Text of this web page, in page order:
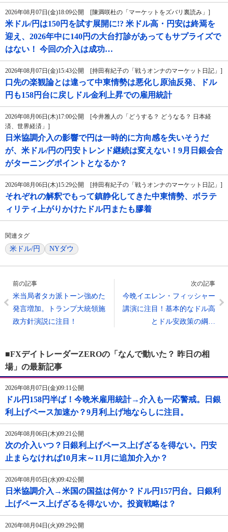
2026年08月07日(金)18:09公開 [陳満咲杜の「マーケットをズバリ裏読み」]
米ドル/円は150円を試す展開に!? 米ドル高・円安は終焉を
迎え、2026年中に140円の大台打診があってもサプライズで
はない！ 今回の介入は成功…
2026年08月07日(金)15:43公開 [持田有紀子の「戦うオンナのマーケット日記」]
口先の楽観論とは違って中東情勢は悪化し原油反発、ドル
円も158円台に戻しドル金利上昇での雇用統計
2026年08月06日(木)17:00公開 [今井雅人の「どうする？ どうなる？ 日本経
済、世界経済」]
日米協調介入の影響で円は一時的に方向感を失いそうだ
が、米ドル/円の円安トレンド継続は変えない！9月日銀会合
がターニングポイントとなるか？
2026年08月06日(木)15:29公開 [持田有紀子の「戦うオンナのマーケット日記」]
それぞれの解釈でもって鎮静化してきた中東情勢、ボラテ
ィリティ上がりかけたドル円またも膠着
関連タグ
米ドル/円 NYダウ
前の記事
米当局者タカ派トーン強めた
発言増加。トランプ大統領施
政方針演説に注目！
次の記事
今晩イエレン・フィッシャー
講演に注目！基本的なドル高
とドル安政策の綱…
■FXデイトレーダーZEROの「なんで動いた？ 昨日の相
場」の最新記事
2026年08月07日(金)09:11公開
ドル円158円半ば！今晩米雇用統計→介入も一応警戒。日銀
利上げペース加速か？9月利上げ地ならしに注目。
2026年08月06日(木)09:21公開
次の介入いつ？日銀利上げペース上げざるを得ない。円安
止まらなければ10月末～11月に追加介入か？
2026年08月05日(水)09:42公開
日米協調介入→米国の国益は何か？ドル円157円台。日銀利
上げペース上げざるを得ないか。投資戦略は？
2026年08月04日(火)09:29公開